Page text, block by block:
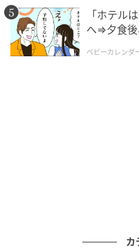
「ホテル
へ⇒夕食後
ベビーカレンダ
カ